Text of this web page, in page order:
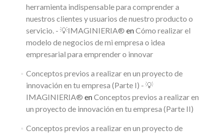
herramienta indispensable para comprender a
nuestros clientes y usuarios de nuestro producto o
servicio. - 💡IMAGINIERIA® enCómo realizar el
modelo de negocios de mi empresa o idea
empresarial para emprender o innovar
Conceptos previos a realizar en un proyecto de
innovación en tu empresa (Parte I) - 💡
IMAGINIERIA® enConceptos previos a realizar en
un proyecto de innovación en tu empresa (Parte II)
Conceptos previos a realizar en un proyecto de